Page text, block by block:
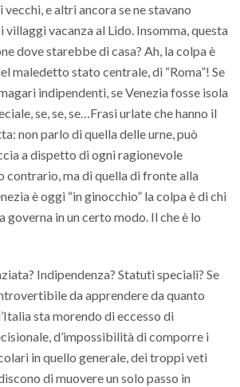
e altri ancora se ne stavano
vacanza al Lido. Insomma, questa
dove starebbe di casa? Ah, la colpa è
maledetto stato centrale, di “Roma”! Se
indipendenti, se Venezia fosse isola
se, se, se…Frasi urlate che hanno il
non parlo di quella delle urne, può
a dispetto di ogni ragionevole
contrario, ma di quella di fronte alla
è oggi “in ginocchio” la colpa è di chi
governa in un certo modo. Il che è lo
Indipendenza? Statuti speciali? Se
da apprendere da quanto
sta morendo di eccesso di
d’impossibilità di comporre i
in quello generale, dei troppi veti
di muovere un solo passo in